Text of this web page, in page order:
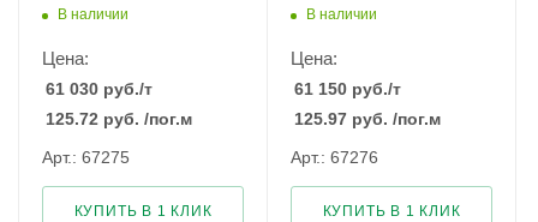
В наличии
Цена:
61 030 руб./т
125.72 руб. /пог.м
Арт.: 67275
КУПИТЬ В 1 КЛИК
В наличии
Цена:
61 150 руб./т
125.97 руб. /пог.м
Арт.: 67276
КУПИТЬ В 1 КЛИК